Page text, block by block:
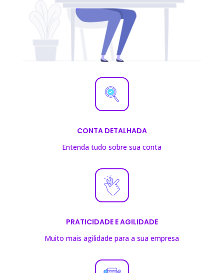
CONTA DETALHADA
Entenda tudo sobre sua conta
PRATICIDADE E AGILIDADE
Muito mais agilidade para a sua empresa